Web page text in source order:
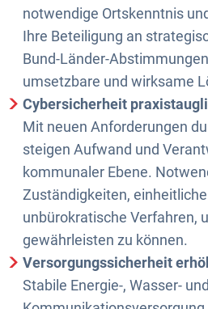
notwendige Ortskenntnis
Ihre Beteiligung an
Bund-Länder-
umsetzbare und wirksame
Cybersicherheit
Mit neuen Anforderungen
steigen Aufwand und
kommunaler Ebene.
Zuständigkeiten,
unbürokratische Verfahren,
gewährleisten zu können.
Versorgungssicherheit
Stabile Energie-, Wasser- und